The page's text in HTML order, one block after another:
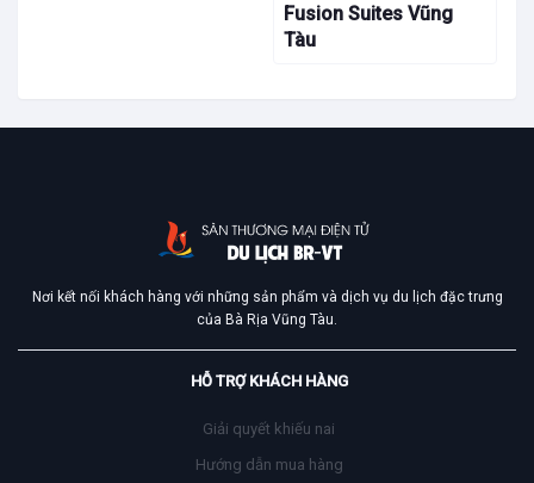
Fusion Suites Vũng
Tàu
Nơi kết nối khách hàng với những sản phẩm và dịch vụ du lịch đặc trưng
của Bà Rịa Vũng Tàu.
HỖ TRỢ KHÁCH HÀNG
Giải quyết khiếu nai
Hướng dẫn mua hàng